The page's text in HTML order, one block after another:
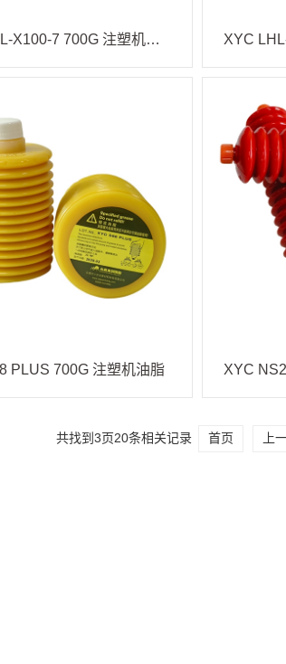
XYC LHL-X100-7 700G 注塑机油脂 XYC
PLUS 700G 注塑机油脂 XYC
共找到 3页20条相关记录 首页 上